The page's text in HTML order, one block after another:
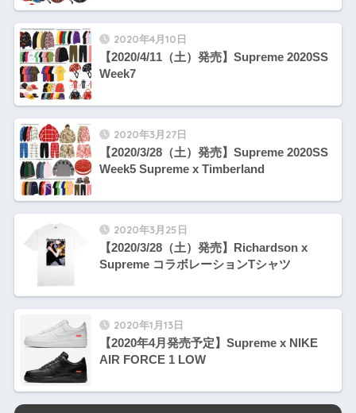
2020年4月10日
【2020/4/11（土）発売】Supreme 2020SS
Week7
2020年3月27日
【2020/3/28（土）発売】Supreme 2020SS
Week5 Supreme x Timberland
2020年3月25日
【2020/3/28（土）発売】Richardson x
Supreme コラボレーションTシャツ
2020年1月13日
【2020年4月発売予定】Supreme x NIKE
AIR FORCE 1 LOW